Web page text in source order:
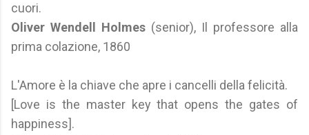
cuori.
Oliver Wendell Holmes (senior), Il professore alla
prima colazione, 1860
L'Amore è la chiave che apre i cancelli della felicità.
[Love is the master key that opens the gates of
happiness].